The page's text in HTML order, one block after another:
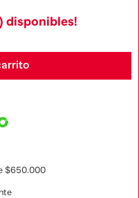
disponibles!
$650.000